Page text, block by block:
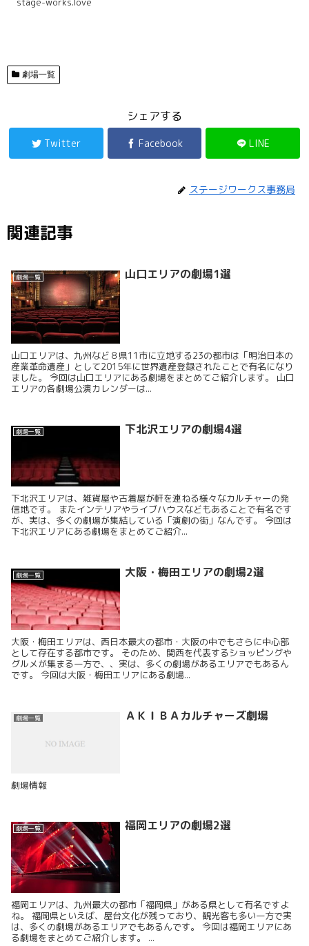
劇場一覧
シェアする
Twitter Facebook LINE
ステージワークス事務局
関連記事
劇場一覧 山口エリアの劇場1選
山口エリアは、九州など８県11市に立地する23の都市は「明治日本の
産業革命遺産」として2015年に世界遺産登録されたことで有名になり
ました。 今回は山口エリアにある劇場をまとめてご紹介します。 山口
エリアの各劇場公演カレンダーは...
劇場一覧 下北沢エリアの劇場4選
下北沢エリアは、雑貨屋や古着屋が軒を連ねる様々なカルチャーの発
信地です。 またインテリアやライブハウスなどもあることで有名です
が、実は、多くの劇場が集結している「演劇の街」なんです。 今回は
下北沢エリアにある劇場をまとめてご紹介...
劇場一覧 大阪・梅田エリアの劇場2選
大阪・梅田エリアは、西日本最大の都市・大阪の中でもさらに中心部
として存在する都市です。 そのため、関西を代表するショッピングや
グルメが集まる一方で、、実は、多くの劇場があるエリアでもあるん
です。 今回は大阪・梅田エリアにある劇場...
劇場一覧 ＡＫＩＢＡカルチャーズ劇場
劇場情報
劇場一覧 福岡エリアの劇場2選
福岡エリアは、九州最大の都市「福岡県」がある県として有名ですよ
ね。 福岡県といえば、屋台文化が残っており、観光客も多い一方で実
は、多くの劇場があるエリアでもあるんです。 今回は福岡エリアにあ
る劇場をまとめてご紹介します。 ...